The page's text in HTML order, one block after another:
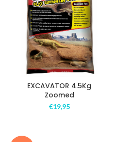
EXCAVATOR 4.5Kg
Zoomed
€19,95